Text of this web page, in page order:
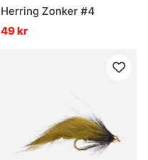
Herring Zonker #4
49 kr